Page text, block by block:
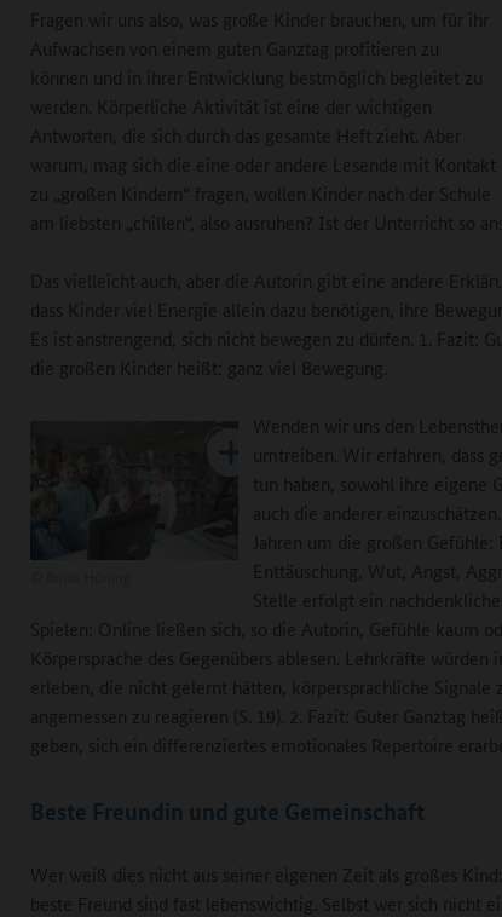
Fragen wir uns also, was große Kinder brauchen, um für ihr
Aufwachsen von einem guten Ganztag profitieren zu
können und in ihrer Entwicklung bestmöglich begleitet zu
werden. Körperliche Aktivität ist eine der wichtigen
Antworten, die sich durch das gesamte Heft zieht. Aber
warum, mag sich die eine oder andere Lesende mit Kontakt
zu „großen Kindern“ fragen, wollen Kinder nach der Schule
am liebsten „chillen“, also ausruhen? Ist der Unterricht so
Das vielleicht auch, aber die Autorin gibt eine andere
dass Kinder viel Energie allein dazu benötigen, ihre
Es ist anstrengend, sich nicht bewegen zu dürfen. 1. Fazit:
die großen Kinder heißt: ganz viel Bewegung.
Wenden wir uns den
umtreiben. Wir erfahren, dass
tun haben, sowohl ihre eigene
auch die anderer
Jahren um die großen
Enttäuschung, Wut, Angst,
Stelle erfolgt ein
Spielen: Online ließen sich, so die Autorin, Gefühle kaum
Körpersprache des Gegenübers ablesen. Lehrkräfte würden
erleben, die nicht gelernt hätten, körpersprachliche Signale
angemessen zu reagieren (S. 19). 2. Fazit: Guter Ganztag
geben, sich ein differenziertes emotionales Repertoire
Beste Freundin und gute Gemeinschaft
Wer weiß dies nicht aus seiner eigenen Zeit als großes
beste Freund sind fast lebenswichtig. Selbst wer sich nicht